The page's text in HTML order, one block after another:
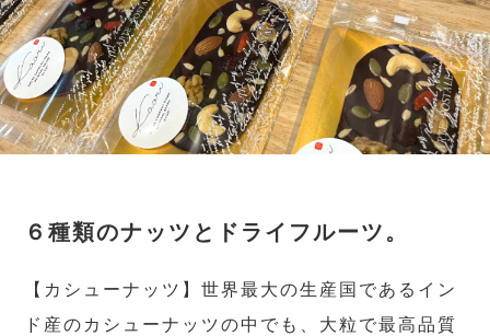
６種類のナッツとドライフルーツ。
【カシューナッツ】世界最大の生産国であるイン
ド産のカシューナッツの中でも、大粒で最高品質